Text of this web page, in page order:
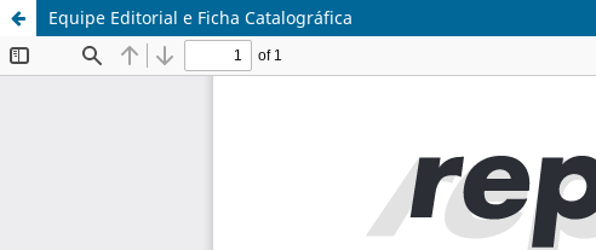
Equipe Editorial e Ficha Catalográfica